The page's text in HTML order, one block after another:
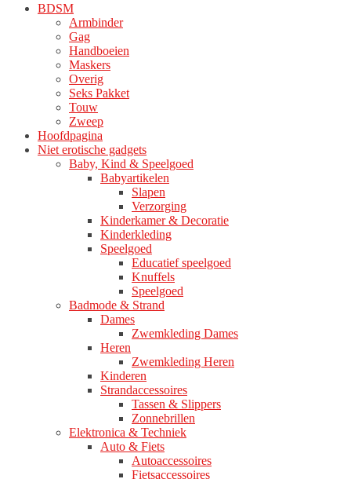
BDSM
Armbinder
Gag
Handboeien
Maskers
Overig
Seks Pakket
Touw
Zweep
Hoofdpagina
Niet erotische gadgets
Baby, Kind & Speelgoed
Babyartikelen
Slapen
Verzorging
Kinderkamer & Decoratie
Kinderkleding
Speelgoed
Educatief speelgoed
Knuffels
Speelgoed
Badmode & Strand
Dames
Zwemkleding Dames
Heren
Zwemkleding Heren
Kinderen
Strandaccessoires
Tassen & Slippers
Zonnebrillen
Elektronica & Techniek
Auto & Fiets
Autoaccessoires
Fietsaccessoires